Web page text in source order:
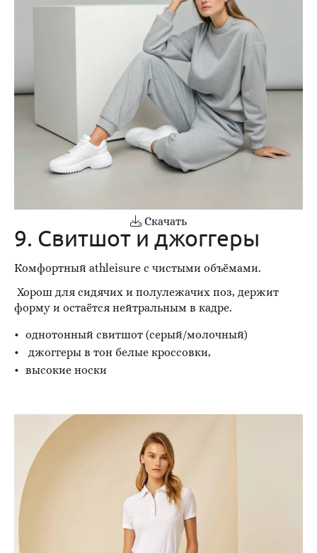
Скачать
9. Свитшот и джоггеры
Комфортный athleisure с чистыми объёмами.
Хорош для сидячих и полулежачих поз, держит
форму и остаётся нейтральным в кадре.
однотонный свитшот (серый/молочный)
джоггеры в тон белые кроссовки,
высокие носки